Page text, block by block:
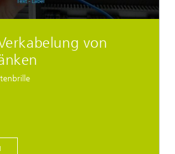
von